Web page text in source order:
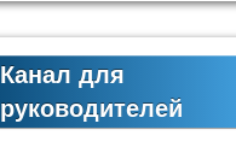
Канал для
руководителей